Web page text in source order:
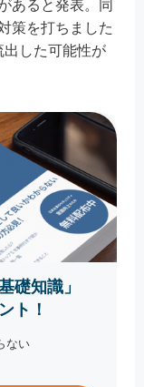
あると発表。同
策を打ちました
出した可能性が
礎知識」
ト！
ない